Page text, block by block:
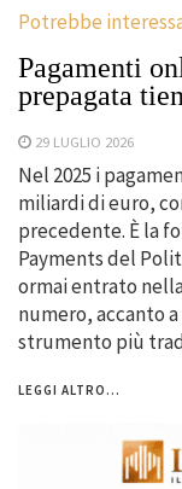
Potrebbe
Pagamenti
prepagata
29 LUGLIO 2026
Nel 2025 i
miliardi di euro,
precedente. È la
Payments del
ormai entrato
numero, accanto
strumento più
LEGGI ALTRO...